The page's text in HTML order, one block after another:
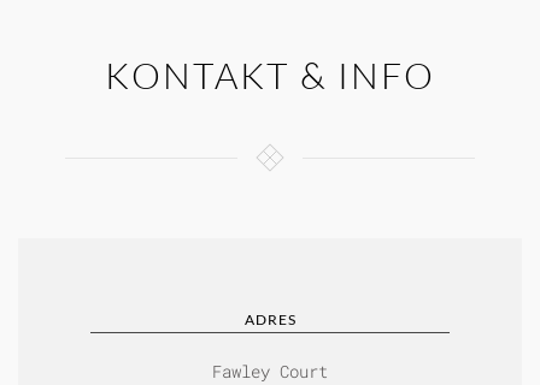
KONTAKT & INFO
ADRES
Fawley Court